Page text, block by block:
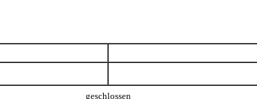
geschlossen